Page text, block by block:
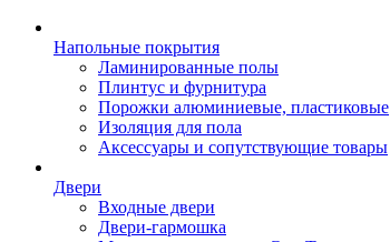
Напольные покрытия
Ламинированные полы
Плинтус и фурнитура
Порожки алюминиевые, пластиковые
Изоляция для пола
Аксессуары и сопутствующие товары
Двери
Входные двери
Двери-гармошка